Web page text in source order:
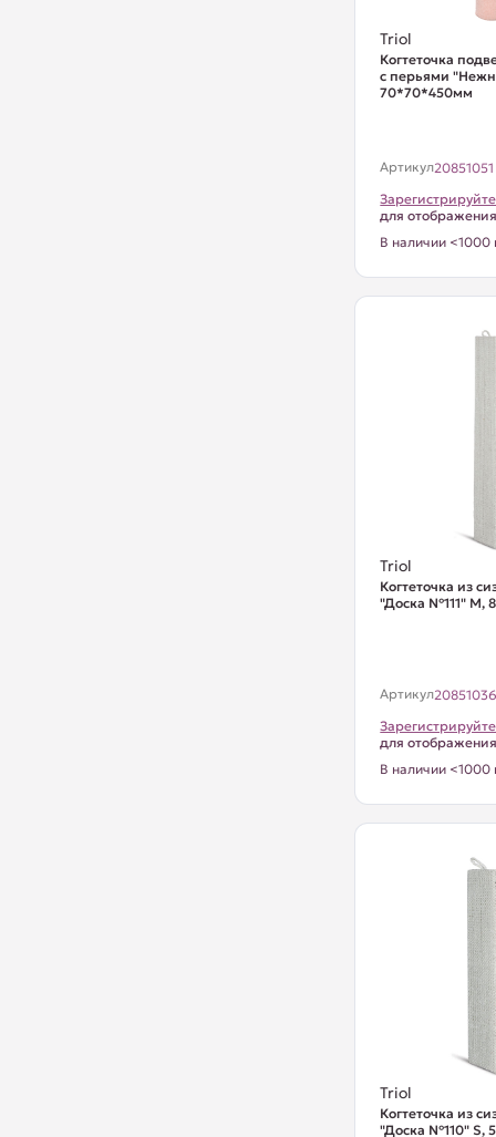
Triol
Когтеточка
с перьями
70*70*450мм
Артикул20851051
для
В наличии <1000
Triol
Когтеточка из
"Доска №111" M,
Артикул
для
В наличии <1000
Triol
Когтеточка из
"Доска №110" S,